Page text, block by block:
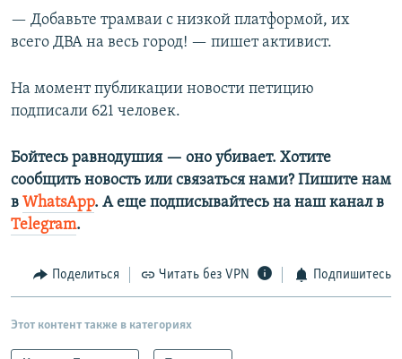
— Добавьте трамваи с низкой платформой, их
всего ДВА на весь город! — пишет активист.
На момент публикации новости петицию
подписали 621 человек.
Бойтесь равнодушия — оно убивает. Хотите
сообщить новость или связаться нами? Пишите нам
в WhatsApp. А еще подписывайтесь на наш канал в
Telegram.
Поделиться Читать без VPN Подпишитесь
Этот контент также в категориях